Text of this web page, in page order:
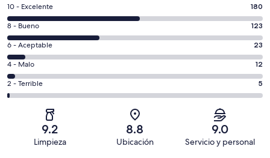
Puntuación
de
10,
es
decir,
Excelente.
Basada
en
opiniones
10 - Excelente 180
Puntuación
de
8,
es
decir,
Bueno.
8 - Bueno 123
Puntuación
de
6,
es
decir,
Aceptable.
6 - Aceptable 23
Puntuación
de
4,
Basada
4 - Malo 12
Puntuación
de
Terrible.
2 - Terrible 5
9.2
Limpieza
8.8
Ubicación
9.0
Servicio y personal